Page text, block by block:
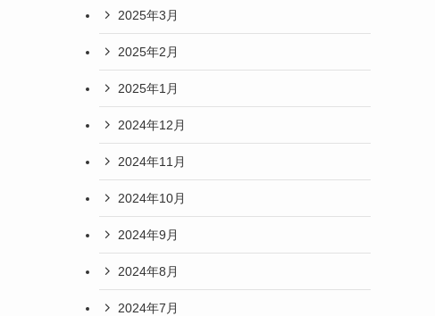
2025年3月
2025年2月
2025年1月
2024年12月
2024年11月
2024年10月
2024年9月
2024年8月
2024年7月